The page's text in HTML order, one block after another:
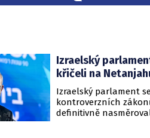
Izraelský
křičeli na
Izraelský parlament
kontroverzních
definitivně